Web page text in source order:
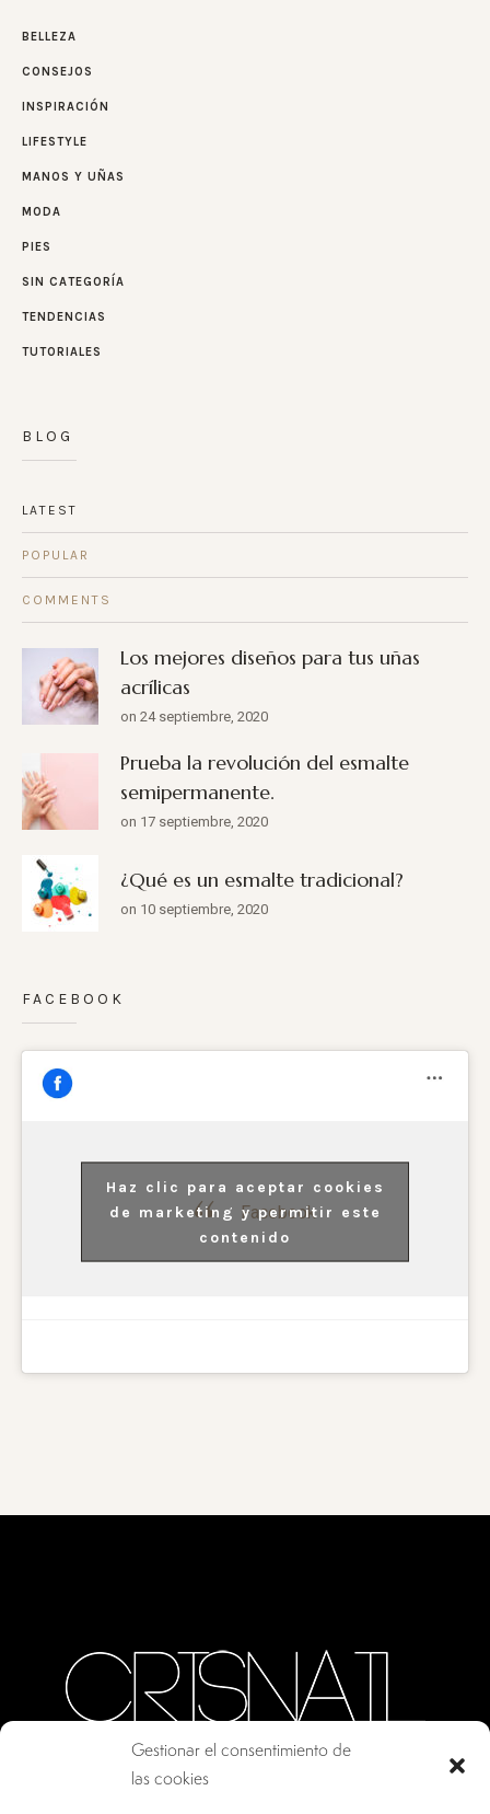
Gestionar el consentimiento de
las cookies
BELLEZA
CONSEJOS
INSPIRACIÓN
LIFESTYLE
MANOS Y UÑAS
MODA
PIES
SIN CATEGORÍA
TENDENCIAS
TUTORIALES
BLOG
LATEST
POPULAR
COMMENTS
Los mejores diseños para tus uñas
acrílicas
on 24 septiembre, 2020
Prueba la revolución del esmalte
semipermanente.
on 17 septiembre, 2020
¿Qué es un esmalte tradicional?
on 10 septiembre, 2020
FACEBOOK
Facebook
Haz clic para aceptar cookies
de marketing y permitir este
contenido